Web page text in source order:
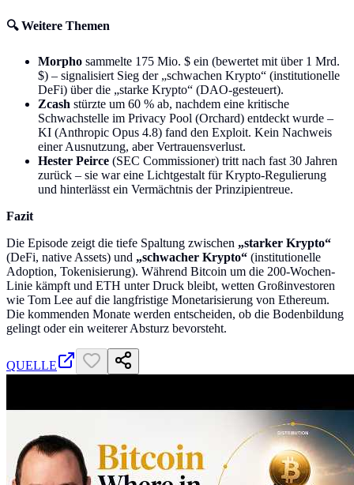
🔍 Weitere Themen
Morpho sammelte 175 Mio. $ ein (bewertet mit über 1 Mrd.
$) – signalisiert Sieg der „schwachen Krypto“ (institutionelle
DeFi) über die „starke Krypto“ (DAO-gesteuert).
Zcash stürzte um 60 % ab, nachdem eine kritische
Schwachstelle im Privacy Pool (Orchard) entdeckt wurde –
KI (Anthropic Opus 4.8) fand den Exploit. Kein Nachweis
einer Ausnutzung, aber Vertrauensverlust.
Hester Peirce (SEC Commissioner) tritt nach fast 30 Jahren
zurück – sie war eine Lichtgestalt für Krypto-Regulierung
und hinterlässt ein Vermächtnis der Prinzipientreue.
Fazit
Die Episode zeigt die tiefe Spaltung zwischen „starker Krypto“
(DeFi, native Assets) und „schwacher Krypto“ (institutionelle
Adoption, Tokenisierung). Während Bitcoin um die 200-Wochen-
Linie kämpft und ETH unter Druck bleibt, wetten Großinvestoren
wie Tom Lee auf die langfristige Monetarisierung von Ethereum.
Die kommenden Monate werden entscheiden, ob die Bodenbildung
gelingt oder ein weiterer Absturz bevorsteht.
QUELLE